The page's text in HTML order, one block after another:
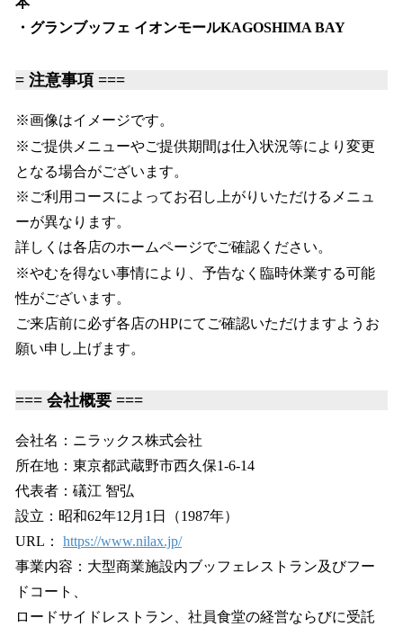
・グランブッフェ イオンモールKAGOSHIMA BAY
= 注意事項 ===
※画像はイメージです。
※ご提供メニューやご提供期間は仕入状況等により変更
となる場合がございます。
※ご利用コースによってお召し上がりいただけるメニュ
ーが異なります。
詳しくは各店のホームページでご確認ください。
※やむを得ない事情により、予告なく臨時休業する可能
性がございます。
ご来店前に必ず各店のHPにてご確認いただけますようお
願い申し上げます。
=== 会社概要 ===
会社名：ニラックス株式会社
所在地：東京都武蔵野市西久保1-6-14
代表者：礒江 智弘
設立：昭和62年12月1日（1987年）
URL： https://www.nilax.jp/
事業内容：大型商業施設内ブッフェレストラン及びフー
ドコート、
ロードサイドレストラン、社員食堂の経営ならびに受託